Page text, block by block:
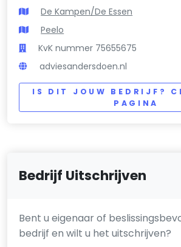
De Kampen/De Essen
Peelo
KvK nummer 75655675
adviesandersdoen.nl
IS DIT JOUW BEDRIJF?
PAGINA
Bedrijf Uitschrijven
Bent u eigenaar of
bedrijf en wilt u het uitschrijven?